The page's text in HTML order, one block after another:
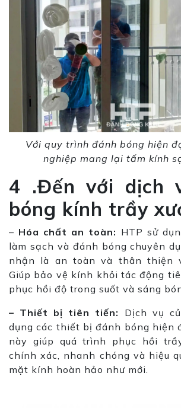
Với quy trình đánh bóng hiện
nghiệp mang lại tấm kính
4 .Đến với dịch
bóng kính trầy
– Hóa chất an toàn: HTP sử
làm sạch và đánh bóng chuyên
nhận là an toàn và thân thiện
Giúp bảo vệ kính khỏi tác động
phục hồi độ trong suốt và sáng
– Thiết bị tiên tiến: Dịch vụ
dụng các thiết bị đánh bóng hiện
này giúp quá trình phục hồi
chính xác, nhanh chóng và hiệu
mặt kính hoàn hảo như mới.